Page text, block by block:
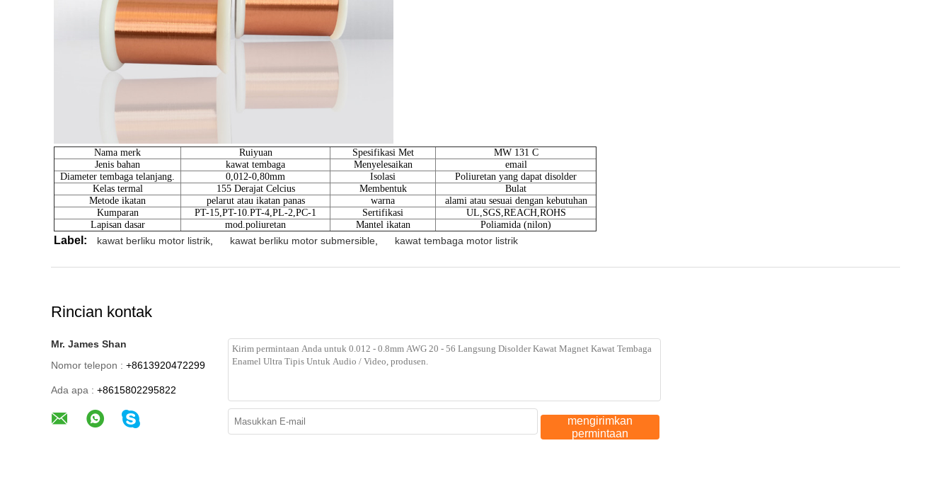
Nama merk Ruiyuan Spesifikasi Met
MW 131 C
Jenis bahan
kawat tembaga Menyelesaikan
email
Diameter tembaga telanjang.
0,012-0,80mm Isolasi
Poliuretan yang dapat disolder
Kelas termal
155 Derajat Celcius Membentuk
Bulat
Metode ikatan
pelarut atau ikatan panas warna
alami atau sesuai dengan kebutuhan
Kumparan
PT-15,PT-10.PT-4,PL-2,PC-1 Sertifikasi
UL,SGS,REACH,ROHS
Lapisan dasar
mod.poliuretan Mantel ikatan Poliamida (nilon)
Label: kawat berliku motor listrik kawat berliku motor submersible kawat tembaga motor listrik
Rincian kontak
Mr. James Shan
Nomor telepon : +8613920472299
Ada apa : +8615802295822
mengirimkan
permintaan